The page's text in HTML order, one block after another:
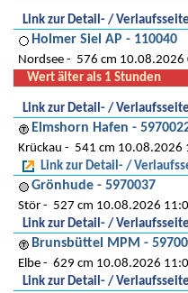
Link zur Detail- / Verlaufsseite
Holmer Siel AP - 110040
Nordsee
576 cm 10.08.2026
Wert älter als 1 Stunden
Link zur Detail- / Verlaufsseite
Elmshorn Hafen -
Krückau
541 cm 10.08.2026
Link zur Detail- /
Grönhude - 5970037
Stör
527 cm 10.08.2026
Link zur Detail- / Verlaufsseite
Brunsbüttel MPM -
Elbe
629 cm 10.08.2026
Link zur Detail- / Verlaufsseite